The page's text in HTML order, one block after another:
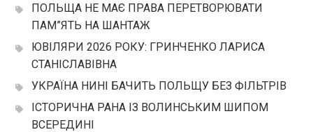
ПОЛЬЩА НЕ МАЄ ПРАВА ПЕРЕТВОРЮВАТИ
ПАМ”ЯТЬ НА ШАНТАЖ
ЮВІЛЯРИ 2026 РОКУ: ГРИНЧЕНКО ЛАРИСА
СТАНІСЛАВІВНА
УКРАЇНА НИНІ БАЧИТЬ ПОЛЬЩУ БЕЗ ФІЛЬТРІВ
ІСТОРИЧНА РАНА ІЗ ВОЛИНСЬКИМ ШИПОМ
ВСЕРЕДИНІ